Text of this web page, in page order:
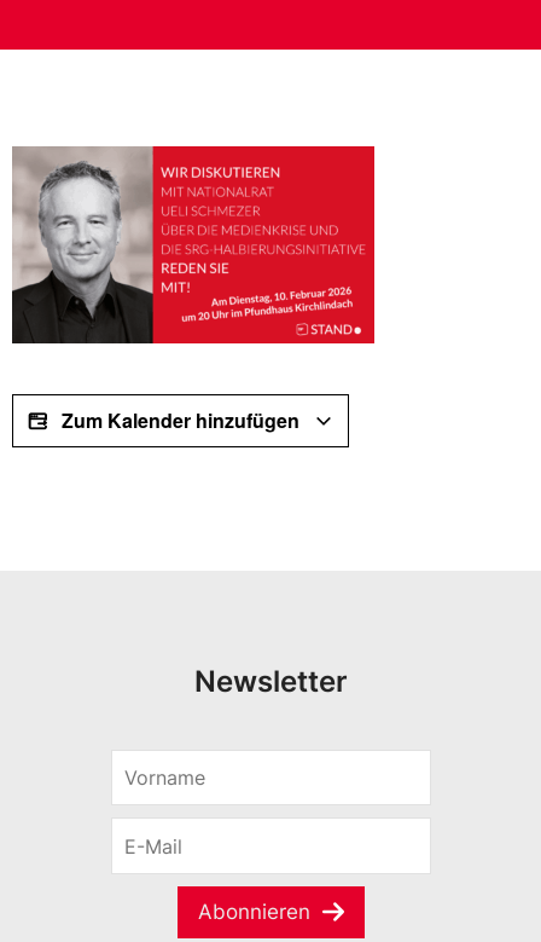
Zum Kalender hinzufügen
Newsletter
r
m
M
Abonnieren